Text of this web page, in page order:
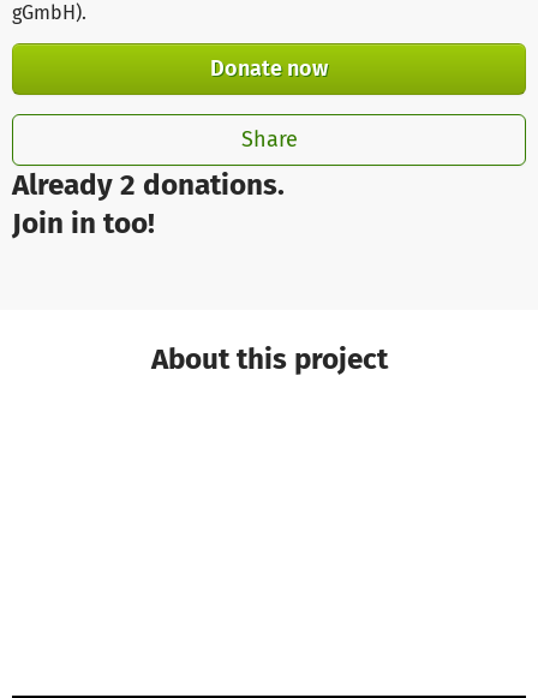
Already 2 donations.
Join in too!
gGmbH).
Donate now
Share
About this project